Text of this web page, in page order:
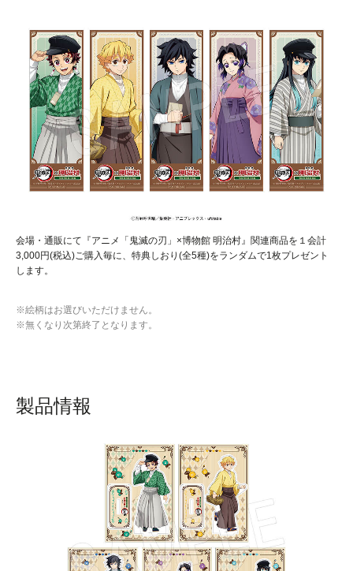
会場・通販にて『アニメ「鬼滅の刃」×博物館 明治村』関連商品を１会計
3,000円(税込)ご購入毎に、特典しおり(全5種)をランダムで1枚プレゼント
します。
※絵柄はお選びいただけません。
※無くなり次第終了となります。
製品情報